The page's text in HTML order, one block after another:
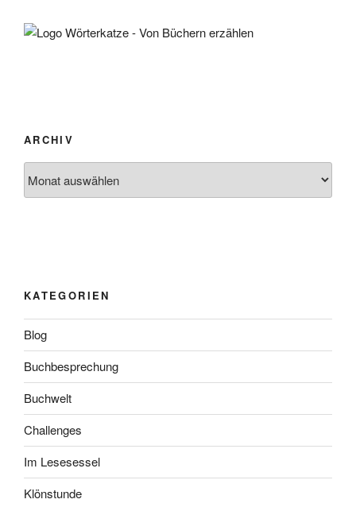
ARCHIV
KATEGORIEN
Blog
Buchbesprechung
Buchwelt
Challenges
Im Lesesessel
Klönstunde